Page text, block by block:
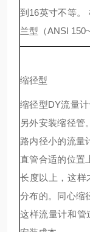
到16英寸不等。
兰型（ANSI
缩径型
缩径型DY流量
另外安装缩径管
路内径小的流量
直管合适的位置
长度以上，这样
分布的。同心缩
这样流量计和管